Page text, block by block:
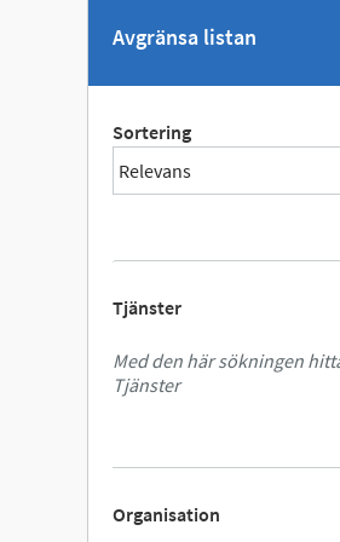
Avgränsa listan
Sortering
Tjänster
Med den här sökningen
Tjänster
Organisation